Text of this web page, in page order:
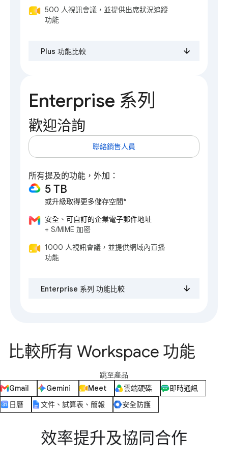
500 人視訊會議，並提供出席狀況追蹤
功能
Plus 功能比較
Enterprise 系列
歡迎洽詢
聯絡銷售人員
所有提及的功能，外加：
5 TB
或升級取得更多儲存空間*
安全、可自訂的企業電子郵件地址
+ S/MIME 加密
1000 人視訊會議，並提供網域內直播
功能
Enterprise 系列 功能比較
比較所有 Workspace 功能
跳至產品
Gmail
Gemini Meet 雲端硬碟
即時通訊
日曆
文件、試算表、簡報 安全防護
效率提升及協同合作